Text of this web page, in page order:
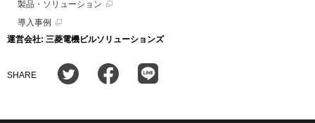
製品・ソリューション
導入事例
運営会社: 三菱電機ビルソリューションズ
SHARE